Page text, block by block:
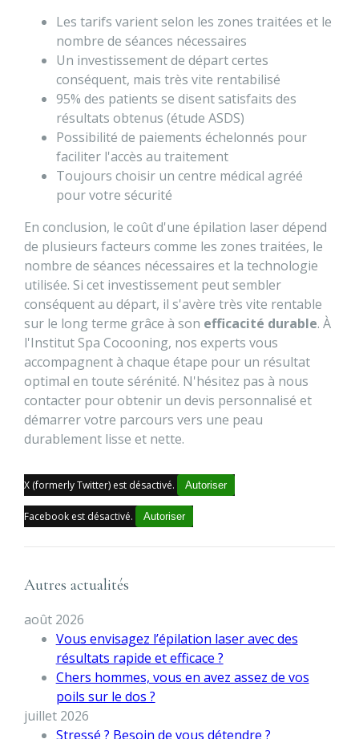
Les tarifs varient selon les zones traitées et le
nombre de séances nécessaires
Un investissement de départ certes
conséquent, mais très vite rentabilisé
95% des patients se disent satisfaits des
résultats obtenus (étude ASDS)
Possibilité de paiements échelonnés pour
faciliter l'accès au traitement
Toujours choisir un centre médical agréé
pour votre sécurité
En conclusion, le coût d'une épilation laser dépend
de plusieurs facteurs comme les zones traitées, le
nombre de séances nécessaires et la technologie
utilisée. Si cet investissement peut sembler
conséquent au départ, il s'avère très vite rentable
sur le long terme grâce à son efficacité durable. À
l'Institut Spa Cocooning, nos experts vous
accompagnent à chaque étape pour un résultat
optimal en toute sérénité. N'hésitez pas à nous
contacter pour obtenir un devis personnalisé et
démarrer votre parcours vers une peau
durablement lisse et nette.
X (formerly Twitter) est désactivé. Autoriser
Facebook est désactivé. Autoriser
Autres actualités
août 2026
Vous envisagez l’épilation laser avec des
résultats rapide et efficace ?
Chers hommes, vous en avez assez de vos
poils sur le dos ?
juillet 2026
Stressé ? Besoin de vous détendre ?